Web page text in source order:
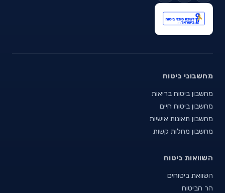
מחשבוני ביטוח
מחשבון ביטוח בריאות
מחשבון ביטוח חיים
מחשבון תאונות אישיות
מחשבון מחלות קשות
השוואות ביטוח
השוואת ביטוחים
הר הביטוח